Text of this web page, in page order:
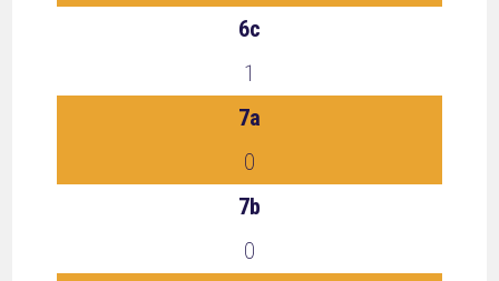
6c
1
7a
0
7b
0